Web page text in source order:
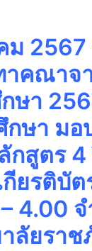
ม
าคณาจ
ษา
กษา ม
สูตร
ยรติบั
– 4.00
ยราช